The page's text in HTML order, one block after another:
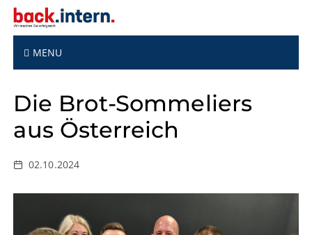
MENU
Die Brot-Sommeliers
aus Österreich
02.10.2024